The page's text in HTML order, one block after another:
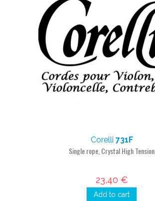
Corelli 731F
Single rope, Crystal High Tension
23,40 €
Add to cart